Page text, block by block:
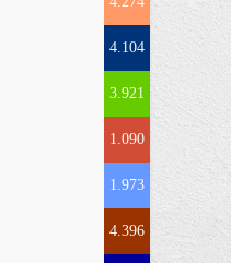
4.104
3.921
1.090
1.973
4.396